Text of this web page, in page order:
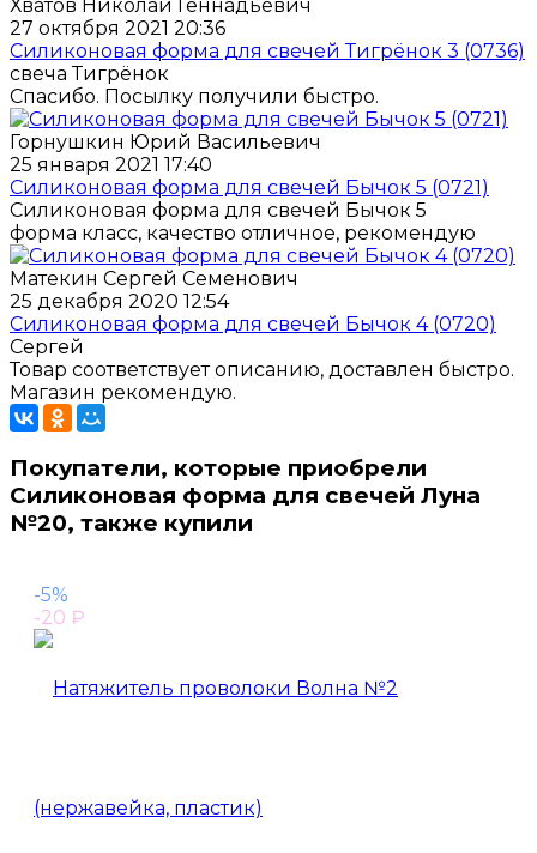
Хватов Николай Геннадьевич
27 октября 2021 20:36
Силиконовая форма для свечей Тигрёнок 3 (0736)
свеча Тигрёнок
Спасибо. Посылку получили быстро.
Горнушкин Юрий Васильевич
25 января 2021 17:40
Силиконовая форма для свечей Бычок 5 (0721)
Силиконовая форма для свечей Бычок 5
форма класс, качество отличное, рекомендую
Матекин Сергей Семенович
25 декабря 2020 12:54
Силиконовая форма для свечей Бычок 4 (0720)
Сергей
Товар соответствует описанию, доставлен быстро.
Магазин рекомендую.
Покупатели, которые приобрели
Силиконовая форма для свечей Луна
№20, также купили
-5%
-20 ₽